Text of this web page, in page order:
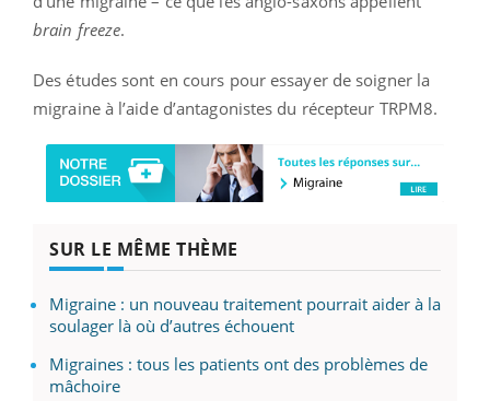
brain freeze.
Des études sont en cours pour essayer de soigner la
migraine à l’aide d’antagonistes du récepteur TRPM8.
SUR LE MÊME THÈME
Migraine : un nouveau traitement pourrait aider à la
soulager là où d’autres échouent
Migraines : tous les patients ont des problèmes de
mâchoire